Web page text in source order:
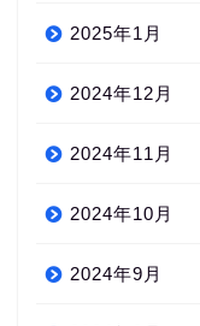
2025年1月
2024年12月
2024年11月
2024年10月
2024年9月